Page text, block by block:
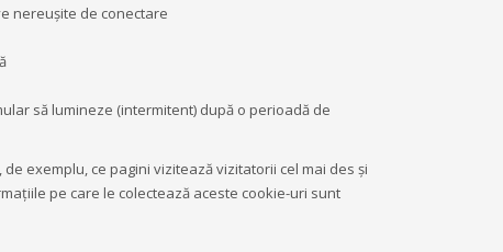
nereuşite de conectare
să lumineze (intermitent) după o perioadă de
exemplu, ce pagini vizitează vizitatorii cel mai des și
pe care le colectează aceste cookie-uri sunt